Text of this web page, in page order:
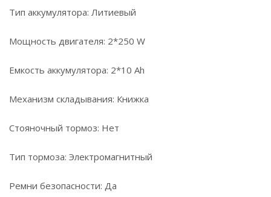
Тип аккумулятора: Литиевый
Мощность двигателя: 2*250 W
Емкость аккумулятора: 2*10 Ah
Механизм складывания: Книжка
Стояночный тормоз: Нет
Тип тормоза: Электромагнитный
Ремни безопасности: Да